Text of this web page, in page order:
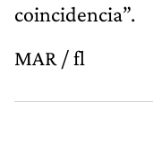
coincidencia”.
MAR / fl